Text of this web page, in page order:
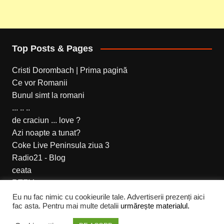
Top Posts & Pages
Cristi Dorombach | Prima pagină
Ce vor Romanii
Bunul simt la romani
... .. ..
de craciun ... love ?
Azi noapte a tunat?
Coke Live Peninsula ziua 3
Radio21 - Blog
ceata
RTFM
Eu nu fac nimic cu cookieurile tale. Advertiserii prezenți aici
fac asta. Pentru mai multe detalii urmărește materialul.